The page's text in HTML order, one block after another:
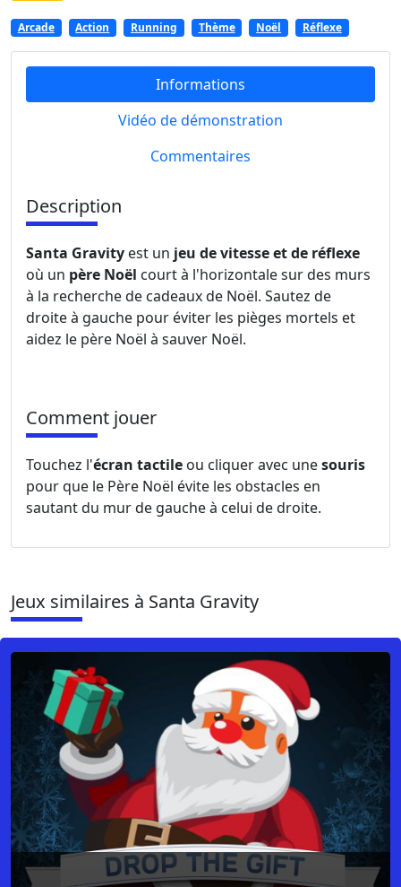
Arcade Action Running Thème Noël Réflexe
Informations
Vidéo de démonstration
Commentaires
Description
Santa Gravity est un jeu de vitesse et de réflexe
où un père Noël court à l'horizontale sur des murs
à la recherche de cadeaux de Noël. Sautez de
droite à gauche pour éviter les pièges mortels et
aidez le père Noël à sauver Noël.
Comment jouer
Touchez l'écran tactile ou cliquer avec unesouris
pour que le Père Noël évite les obstacles en
sautant du mur de gauche à celui de droite.
Jeux similaires à Santa Gravity